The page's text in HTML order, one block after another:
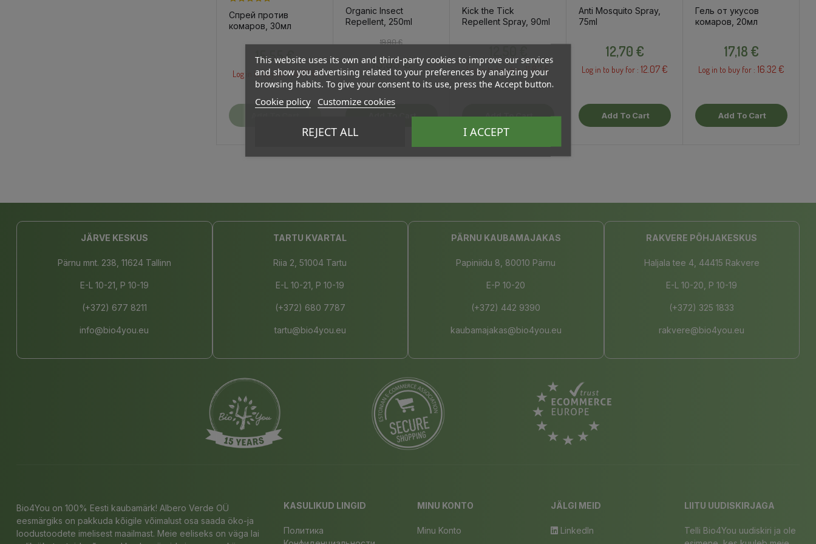
Спрей против
комаров, 30мл
Price
15,55 €
Log in to buy for :14.77 €
Organic Insect
Repellent, 250ml
Regular price
19,90 €
Price
13,93 €
Add To Cart
Kick the Tick
Repellent Spray, 90ml
Log in to buy for :11.87 €
Add To Cart
Anti Mosquito Spray,
75ml
12,70 €
Log in to buy for : 12.07 €
Add To Cart
Гель от укусов
комаров, 20мл
17,18 €
Log in to buy for : 16.32 €
Add To Cart
JÄRVE KESKUS
Pärnu mnt. 238, 11624 Tallinn
E-L 10-21, P 10-19
(+372) 677 8211
info@bio4you.eu
TARTU KVARTAL
Riia 2, 51004 Tartu
E-L 10-21, P 10-19
(+372) 680 7787
tartu@bio4you.eu
PÄRNU KAUBAMAJAKAS
Papiniidu 8, 80010 Pärnu
E-P 10-20
(+372) 442 9390
kaubamajakas@bio4you.eu
RAKVERE PÕHJAKESKUS
Haljala tee 4, 44415 Rakvere
E-L 10-20, P 10-19
(+372) 325 1833
rakvere@bio4you.eu
Bio4You on 100% Eesti kaubamärk! Albero Verde OÜ
eesmärgiks on pakkuda kõigile võimalust osa saada öko-ja
loodustoodete imelisest maailmast. Meie eeliseks on väga lai
KASULIKUD LINGID
Политика
MINU KONTO
Minu Konto
JÄLGI MEID
LinkedIn
LIITU UUDISKIRJAGA
Telli Bio4You uudiskiri ja ole
This website uses its own and third-party cookies to improve our services
and show you advertising related to your preferences by analyzing your
browsing habits. To give your consent to its use, press the Accept button.
Cookie policy Customize cookies
REJECT ALL I ACCEPT